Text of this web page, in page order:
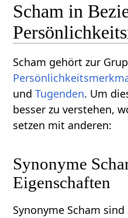
Scham in
Scham gehört zur
undTugenden. Um
besser zu verstehen,
setzen mit anderen:
Synonyme
Eigenschaften
Synonyme Scham